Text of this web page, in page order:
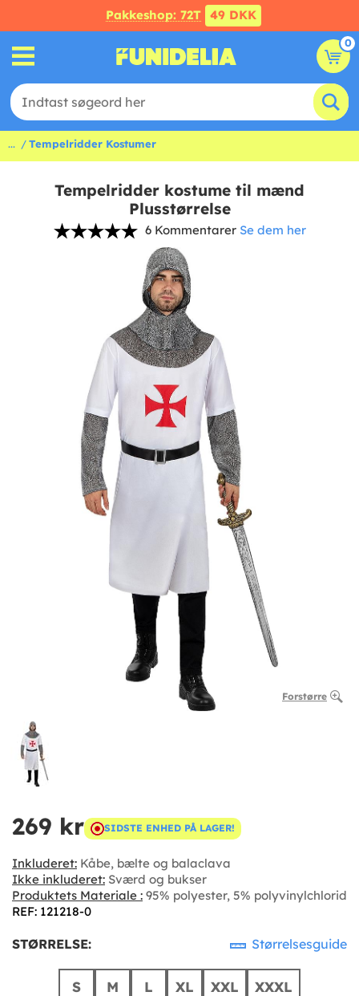
Pakkeshop: 72T 49 DKK
0
... Tempelridder Kostumer
Tempelridder kostume til mænd
Plusstørrelse
6 Kommentarer Se dem her
Forstørre
269 kr SIDSTE ENHED PÅ LAGER!
Inkluderet: Kåbe, bælte og balaclava
Ikke inkluderet: Sværd og bukser
Produktets Materiale : 95% polyester, 5% polyvinylchlorid
REF: 121218-0
STØRRELSE: Størrelsesguide
S M L XL XXL XXXL